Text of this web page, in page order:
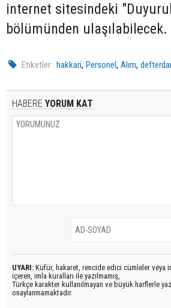
internet sitesindeki
bölümünden ulaşılabilecek.
Etiketler : hakkari,Personel,Alım,
HABERE YORUM KAT
UYARI: Küfür, hakaret, rencide edici cümleler veya
içeren, imla kuralları ile yazılmamış,
Türkçe karakter kullanılmayan ve büyük harflerle
onaylanmamaktadır.